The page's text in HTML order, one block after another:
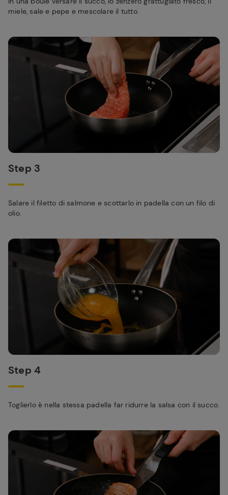
miele, sale e pepe e mescolare il tutto.
Step 3
Salare il filetto di salmone e scottarlo in padella con un filo di
olio.
Step 4
Toglierlo è nella stessa padella far ridurre la salsa con il succo.